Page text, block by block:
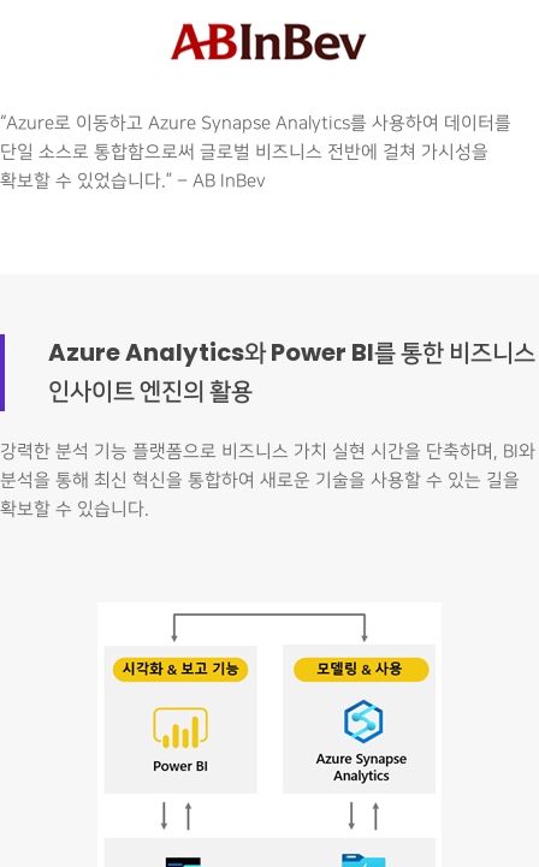
“Azure로 이동하고 Azure Synapse Analytics를 사용하여 데이터를
단일 소스로 통합함으로써 글로벌 비즈니스 전반에 걸쳐 가시성을
확보할 수 있었습니다.” – AB InBev
Azure Analytics와 Power BI를 통한 비즈니스
인사이트 엔진의 활용
강력한 분석 기능 플랫폼으로 비즈니스 가치 실현 시간을 단축하며, BI와
분석을 통해 최신 혁신을 통합하여 새로운 기술을 사용할 수 있는 길을
확보할 수 있습니다.